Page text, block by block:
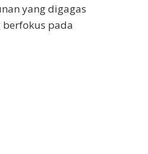
yang digagas
pada